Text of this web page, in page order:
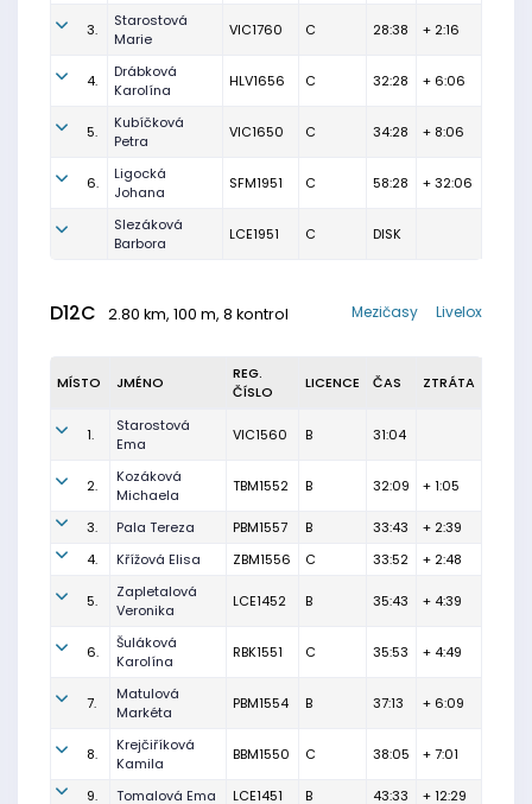
3.
Starostová
Marie
VIC1760 C 28:38 + 2:16
4.
Drábková
Karolína
HLV1656 C 32:28 + 6:06
5.
Kubíčková
Petra
VIC1650 C 34:28 + 8:06
6.
Ligocká
Johana
SFM1951 C 58:28 + 32:06
Slezáková
Barbora
LCE1951 C DISK
D12C 2.80 km, 100 m, 8 kontrol Livelox
Mezičasy
MÍSTO JMÉNO
REG.
ČÍSLO
LICENCE ČAS ZTRÁTA
1.
Starostová
Ema
VIC1560 B 31:04
2.
Kozáková
Michaela
TBM1552 B 32:09 + 1:05
3. Pala Tereza PBM1557 B 33:43
+ 2:39
4.
Křížová Elisa ZBM1556 C 33:52 + 2:48
5.
Zapletalová
Veronika
LCE1452 B 35:43 + 4:39
6.
Šuláková
Karolína
RBK1551 C 35:53 + 4:49
7.
Matulová
Markéta
PBM1554 B 37:13 + 6:09
8.
Krejčiříková
Kamila
BBM1550 C 38:05 + 7:01
9. Tomalová Ema LCE1451 B 43:33 + 12:29